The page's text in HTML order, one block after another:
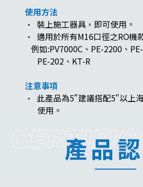
使用方法
· 裝上施工器具，即可使用。
· 適用於所有M16口徑之RO機
例如:PV7000C、PE-2200、
PE-202、KT-R
注意事項
· 此產品為5"建議搭配5"以上
使用。